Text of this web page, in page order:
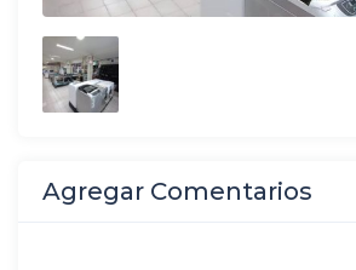
Agregar Comentarios